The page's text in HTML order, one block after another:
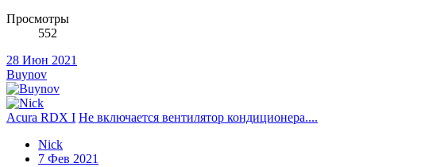
Просмотры
552
28 Июн 2021
Buynov
Acura RDX I Не включается вентилятор кондиционера....
Nick
7 Фев 2021